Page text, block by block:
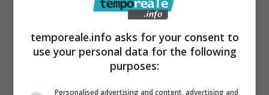
Un articolo di questo tipo fa della funzionalità
il proprio punto di forza, e in più si rivela
ecologico: il meglio che si possa desiderare
gadget pubblicitario
tratta di power bank a energia solare, e
temporeale.info asks for your consent to
use your personal data for the following
purposes:
Personalised advertising and content, advertising and